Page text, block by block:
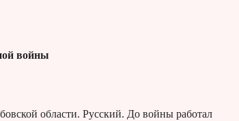
войны
области. Русский. До войны работал